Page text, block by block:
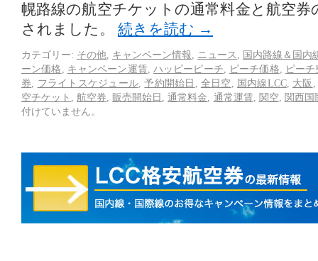
幌路線の航空チケットの通常料金と航空券
されました。 続きを読む →
カテゴリー: その他 キャンペーン情報 ニュース
国内路線＆国内
ーン価格
キャンペーン運賃 ハッピーピーチ ピーチ価格
ピー
券
フライトスケジュール ,予約開始日 全日空 国内線LCC, 大阪
空チケット
,航空券 販売開始日 ,通常料金 通常運賃 関空
関西国
付けていません。